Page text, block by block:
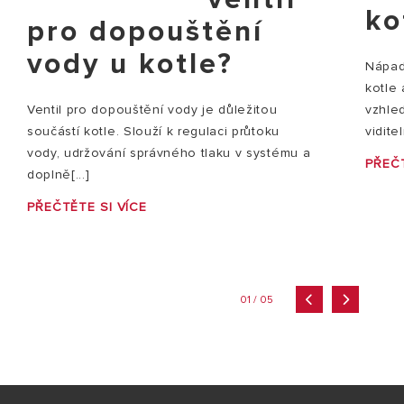
pro dopouštění
vody u kotle?
Ventil pro dopouštění vody je důležitou
součástí kotle. Slouží k regulaci průtoku
vody, udržování správného tlaku v systému a
doplně[...]
PŘEČTĚTE SI VÍCE
kotle
01 / 05